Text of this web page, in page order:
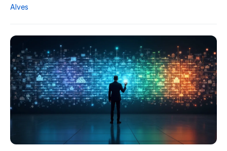
Alves